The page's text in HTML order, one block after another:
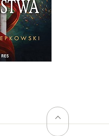
Powrót na górę